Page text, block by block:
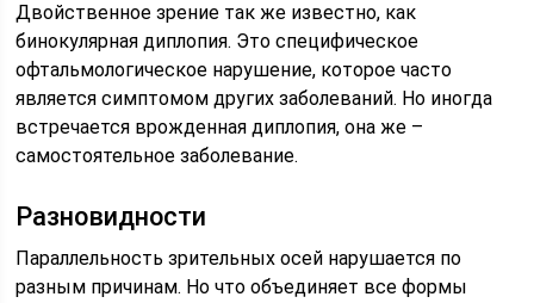
Двойственное зрение так же известно, как
бинокулярная диплопия. Это специфическое
офтальмологическое нарушение, которое часто
является симптомом других заболеваний. Но иногда
встречается врожденная диплопия, она же –
самостоятельное заболевание.
Разновидности
Параллельность зрительных осей нарушается по
разным причинам. Но что объединяет все формы